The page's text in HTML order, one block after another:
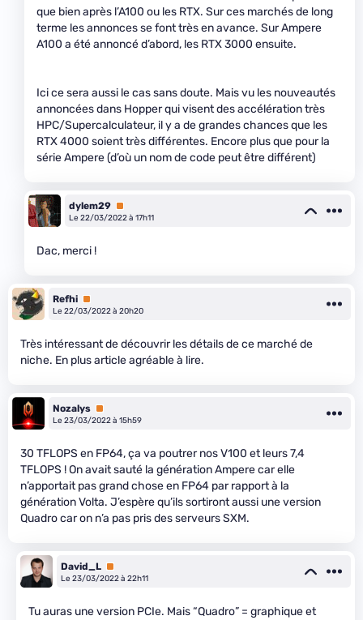
que bien après l’A100 ou les RTX. Sur ces marchés de long
terme les annonces se font très en avance. Sur Ampere
A100 a été annoncé d’abord, les RTX 3000 ensuite.
Ici ce sera aussi le cas sans doute. Mais vu les nouveautés
annoncées dans Hopper qui visent des accélération très
HPC/Supercalculateur, il y a de grandes chances que les
RTX 4000 soient très différentes. Encore plus que pour la
série Ampere (d’où un nom de code peut être différent)
dylem29 Premium
Le 22/03/2022 à 17h11
Dac, merci !
Refhi Premium
Le 22/03/2022 à 20h20
Très intéressant de découvrir les détails de ce marché de
niche. En plus article agréable à lire.
Nozalys Premium
Le 23/03/2022 à 15h59
30 TFLOPS en FP64, ça va poutrer nos V100 et leurs 7,4
TFLOPS ! On avait sauté la génération Ampere car elle
n’apportait pas grand chose en FP64 par rapport à la
génération Volta. J’espère qu’ils sortiront aussi une version
Quadro car on n’a pas pris des serveurs SXM.
David_L Premium
Le 23/03/2022 à 22h11
Tu auras une version PCIe. Mais “Quadro” = graphique et